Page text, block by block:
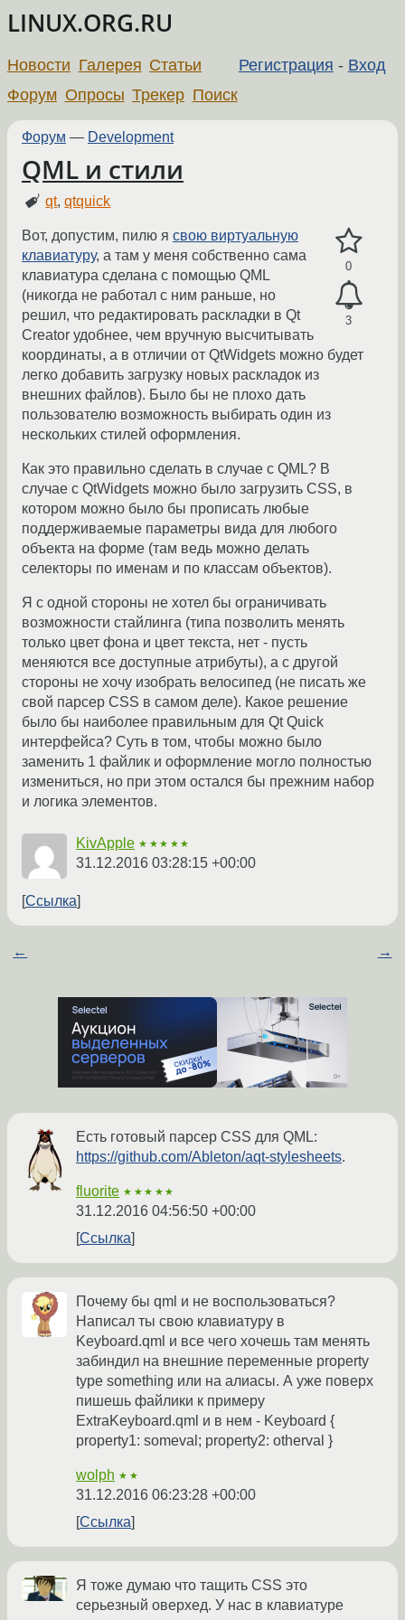
LINUX.ORG.RU
Регистрация - Вход
Новости Галерея Статьи
Форум Опросы Трекер Поиск
Форум — Development
QML и стили
qt,qtquick
0
3
Вот, допустим, пилю я свою виртуальную
клавиатуру, а там у меня собственно сама
клавиатура сделана с помощью QML
(никогда не работал с ним раньше, но
решил, что редактировать раскладки в Qt
Creator удобнее, чем вручную высчитывать
координаты, а в отличии от QtWidgets можно будет
легко добавить загрузку новых раскладок из
внешних файлов). Было бы не плохо дать
пользователю возможность выбирать один из
нескольких стилей оформления.
Как это правильно сделать в случае с QML? В
случае с QtWidgets можно было загрузить CSS, в
котором можно было бы прописать любые
поддерживаемые параметры вида для любого
объекта на форме (там ведь можно делать
селекторы по именам и по классам объектов).
Я с одной стороны не хотел бы ограничивать
возможности стайлинга (типа позволить менять
только цвет фона и цвет текста, нет - пусть
меняются все доступные атрибуты), а с другой
стороны не хочу изобрать велосипед (не писать же
свой парсер CSS в самом деле). Какое решение
было бы наиболее правильным для Qt Quick
интерфейса? Суть в том, чтобы можно было
заменить 1 файлик и оформление могло полностью
измениться, но при этом остался бы прежним набор
и логика элементов.
KivApple ★★★★★
31.12.2016 03:28:15 +00:00
Ссылка
← →
Есть готовый парсер CSS для QML:
https://github.com/Ableton/aqt-stylesheets.
fluorite ★★★★★
31.12.2016 04:56:50 +00:00
Ссылка
Почему бы qml и не воспользоваться?
Написал ты свою клавиатуру в
Keyboard.qml и все чего хочешь там менять
забиндил на внешние переменные property
type something или на алиасы. А уже поверх
пишешь файлики к примеру
ExtraKeyboard.qml и в нем - Keyboard {
property1: someval; property2: otherval }
wolph ★★
31.12.2016 06:23:28 +00:00
Ссылка
Я тоже думаю что тащить CSS это
серьезный оверхед. У нас в клавиатуре